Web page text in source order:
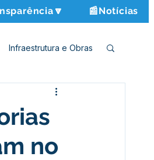
📰Notícias
Infraestrutura e Obras
no